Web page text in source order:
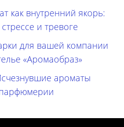
как внутренний якорь:
и тревоге
для вашей компании
«Аромаобраз»
ароматы